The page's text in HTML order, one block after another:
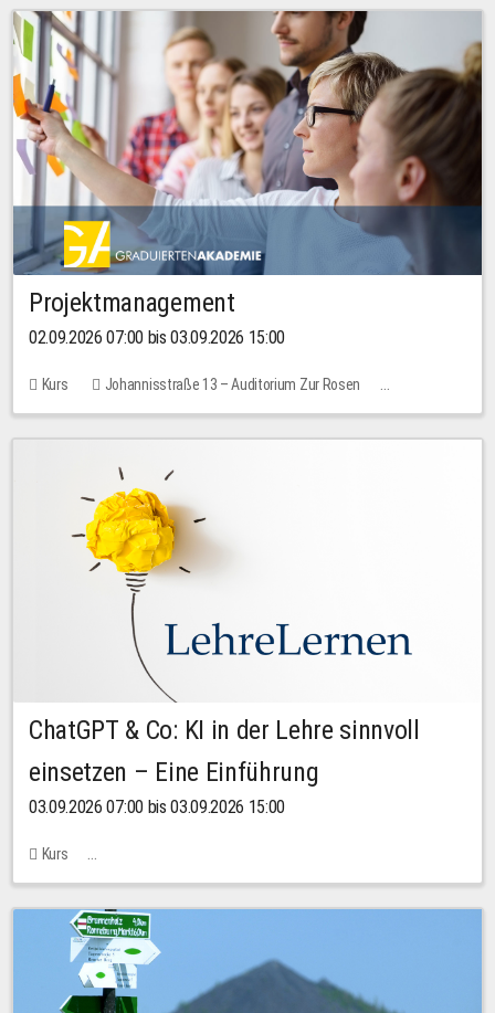
Projektmanagement
02.09.2026 07:00 bis 03.09.2026 15:00
Kurs
Johannisstraße 13 – Auditorium Zur Rosen
Keine freien Plätze
30,00 EUR
ChatGPT & Co: KI in der Lehre sinnvoll
einsetzen – Eine Einführung
03.09.2026 07:00 bis 03.09.2026 15:00
Kurs
Bachstraße 18k - SR 102 (Seminarraum Servicestelle LehreLernen)